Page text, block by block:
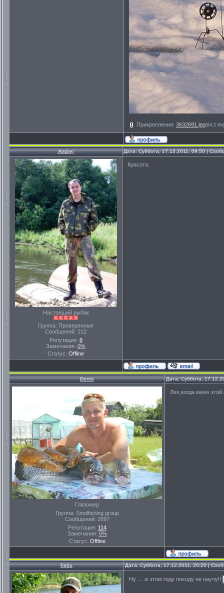
Прикрепления: 3632691.jpg(84.2 Kb)
Andrej Дата: Суббота, 17.12.2011, 09:50 |
Настоящий рыбак
Группа: Проверенные
Сообщений: 212
Репутация: 0
Замечания: 0%
Статус: Offline
Красота.
Denis Дата: Суббота,
Глазомер
Группа: Smolfishing group
Сообщений: 2697
Репутация: 114
Замечания: 0%
Статус: Offline
Лех,когда меня
Felix Дата: Суббота, 17.12.2011, 20:20 |
Ну .....в этом году походу не научу!!